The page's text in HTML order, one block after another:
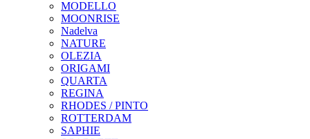
MODELLO
MOONRISE
Nadelva
NATURE
OLEZIA
ORIGAMI
QUARTA
REGINA
RHODES / PINTO
ROTTERDAM
SAPHIE